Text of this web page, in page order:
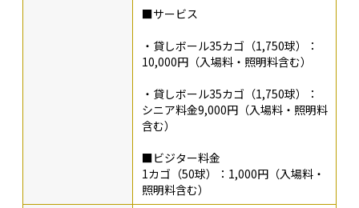
■サービス
・貸しボール35カゴ（1,750球）：
10,000円（入場料・照明料含む）
・貸しボール35カゴ（1,750球）：
シニア料金9,000円（入場料・照明料
含む）
■ビジター料金
1カゴ（50球）：1,000円（入場料・
照明料含む）